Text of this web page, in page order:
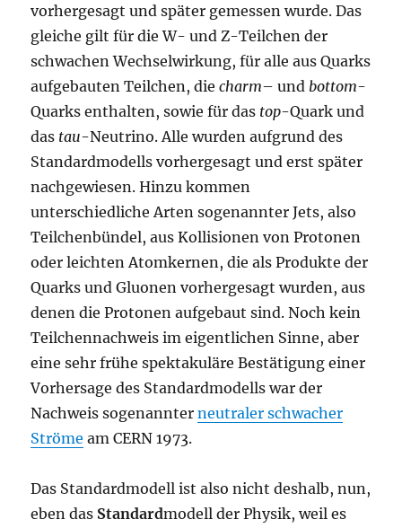
vorhergesagt und später gemessen wurde. Das
gleiche gilt für die W- und Z-Teilchen der
schwachen Wechselwirkung, für alle aus Quarks
aufgebauten Teilchen, diecharm– und bottom-
Quarks enthalten, sowie für das top-Quark und
das tau-Neutrino. Alle wurden aufgrund des
Standardmodells vorhergesagt und erst später
nachgewiesen. Hinzu kommen
unterschiedliche Arten sogenannter Jets, also
Teilchenbündel, aus Kollisionen von Protonen
oder leichten Atomkernen, die als Produkte der
Quarks und Gluonen vorhergesagt wurden, aus
denen die Protonen aufgebaut sind. Noch kein
Teilchennachweis im eigentlichen Sinne, aber
eine sehr frühe spektakuläre Bestätigung einer
Vorhersage des Standardmodells war der
Nachweis sogenannterneutraler schwacher
Ströme am CERN 1973.
Das Standardmodell ist also nicht deshalb, nun,
eben das Standardmodell der Physik, weil es